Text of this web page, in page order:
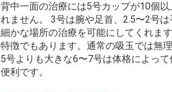
背中一面の治療には5号カップが10個
れません。 3号は腕や足首、2.5〜2号
細かな場所の治療を可能にしてくれま
特徴でもあります。通常の吸玉では無
5号よりも大きな6〜7号は体格によっ
便利です。